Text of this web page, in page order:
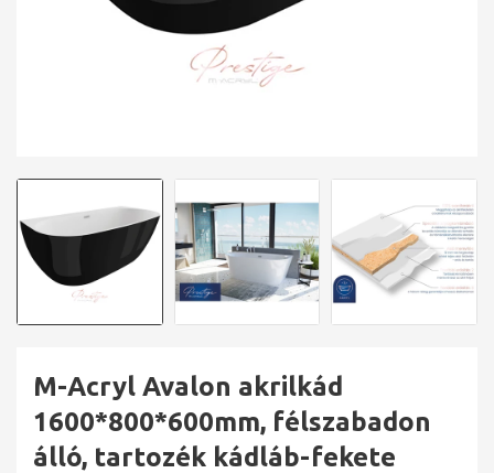
M-Acryl Avalon akrilkád
1600*800*600mm, félszabadon
álló, tartozék kádláb-fekete